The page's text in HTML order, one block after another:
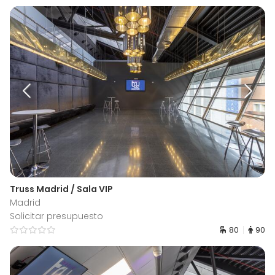
Truss Madrid / Sala VIP
Madrid
Solicitar presupuesto
80 90